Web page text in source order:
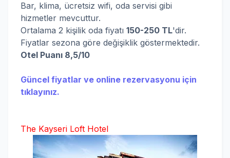
Bar, klima, ücretsiz wifi, oda servisi gibi
hizmetler mevcuttur.
Ortalama 2 kişilik oda fiyatı 150-250 TL'dir.
Fiyatlar sezona göre değişiklik göstermektedir.
Otel Puanı 8,5/10
Güncel fiyatlar ve online rezervasyonu için
tıklayınız.
The Kayseri Loft Hotel